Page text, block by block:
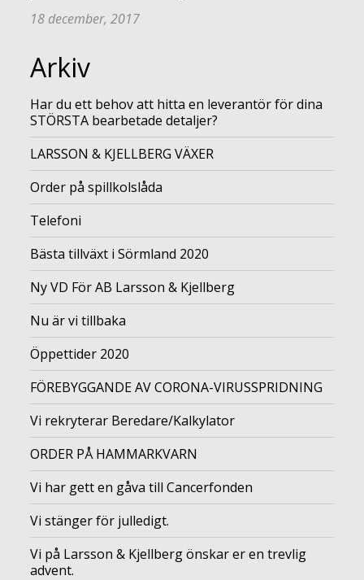
18 december, 2017
Arkiv
Har du ett behov att hitta en leverantör för dina
STÖRSTA bearbetade detaljer?
LARSSON & KJELLBERG VÄXER
Order på spillkolslåda
Telefoni
Bästa tillväxt i Sörmland 2020
Ny VD För AB Larsson & Kjellberg
Nu är vi tillbaka
Öppettider 2020
FÖREBYGGANDE AV CORONA-VIRUSSPRIDNING
Vi rekryterar Beredare/Kalkylator
ORDER PÅ HAMMARKVARN
Vi har gett en gåva till Cancerfonden
Vi stänger för julledigt.
Vi på Larsson & Kjellberg önskar er en trevlig
advent.